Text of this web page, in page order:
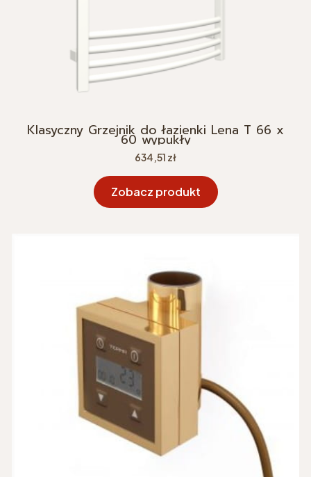
Klasyczny Grzejnik do łazienki Lena T 66 x
60 wypukły
Cena
634,51 zł
Zobacz produkt